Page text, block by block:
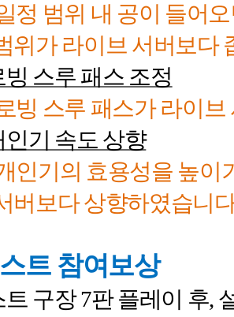
정 범위 내 공이 들어
위가 라이브 서버보다
빙 스루 패스 조정
빙 스루 패스가 라이
인기 속도 상향
인기의 효용성을 높이
버보다 상향하였습니
트 참여보상
트 구장7판 플레이 후,